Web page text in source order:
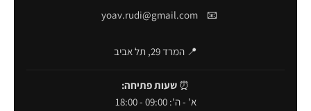
📧
yoav.rudi@gmail.com
📍 המרד 29, תל אביב
⏰ שעות פתיחה:
א' - ה': 09:00 - 18:00